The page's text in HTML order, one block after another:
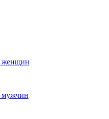
женщин
мужчин